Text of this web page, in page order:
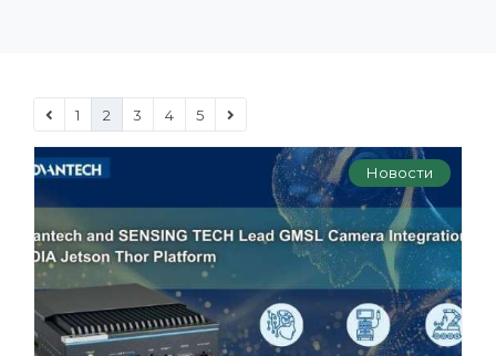
1 2 3 4 5
Новости